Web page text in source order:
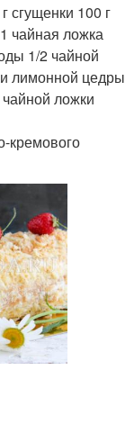
сгущенки 100 г
чайная ложка
1/2 чайной
лимонной цедры
ложки
кремового